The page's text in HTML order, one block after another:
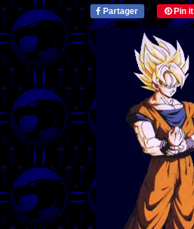
Partager Pin it